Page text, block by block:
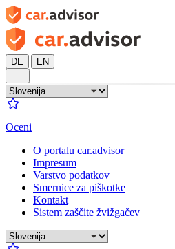
DE | EN
Oceni
O portalu car.advisor
Impresum
Varstvo podatkov
Smernice za piškotke
Kontakt
Sistem zaščite žvižgačev